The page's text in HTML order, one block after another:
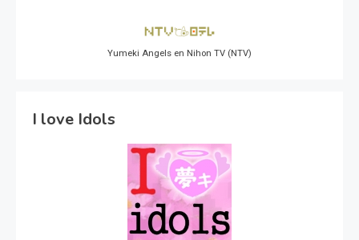
Yumeki Angels en Nihon TV (NTV)
I love Idols